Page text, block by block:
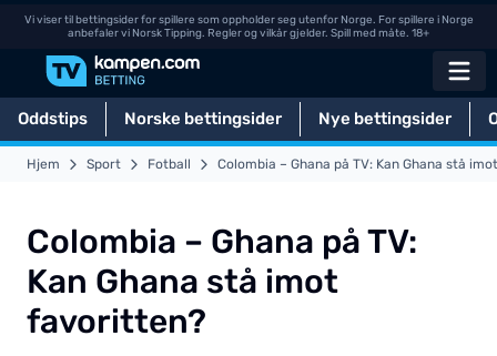
Vi viser til bettingsider for spillere som oppholder seg utenfor Norge. For spillere i Norge
anbefaler vi Norsk Tipping. Regler og vilkår gjelder. Spill med måte. 18+
Oddstips Norske bettingsider Nye bettingsider
Hjem Sport Fotball Colombia – Ghana på TV: Kan Ghana stå
Colombia – Ghana på TV:
Kan Ghana stå imot
favoritten?